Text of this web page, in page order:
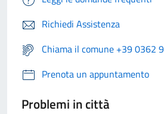
Richiedi Assistenza
Chiama il comune +39 0362
Prenota un appuntamento
Problemi in città